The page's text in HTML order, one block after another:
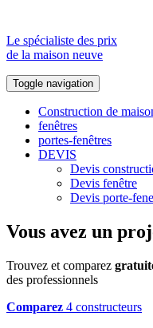
Le spécialiste des prix
de la maison neuve
Toggle navigation
Construction de
fenêtres
portes-fenêtres
DEVIS
Devis
Devis fenêtre
Devis porte-
Vous avez un
Trouvez et comparez
des professionnels
Comparez 4 constructeurs